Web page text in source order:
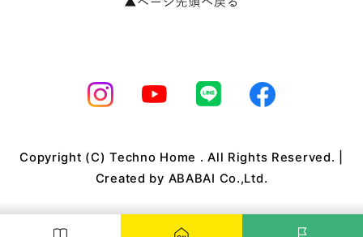
Copyright (C) Techno Home . All Rights Reserved. |
Created by ABABAI Co.,Ltd.